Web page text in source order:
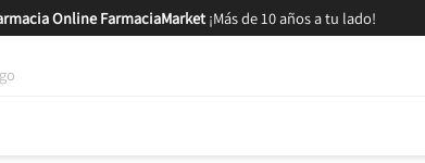
Online FarmaciaMarket¡Más de 10 años a tu lado!